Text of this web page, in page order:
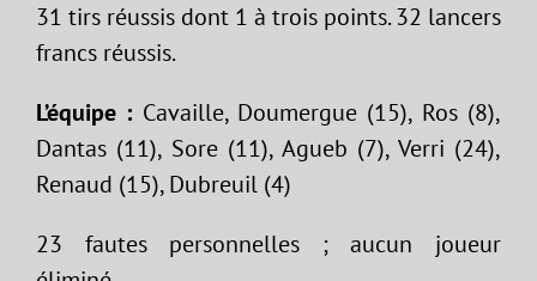
31 tirs réussis dont 1 à trois points. 32 lancers
francs réussis.
L’équipe : Cavaille, Doumergue (15), Ros (8),
Dantas (11), Sore (11), Agueb (7), Verri (24),
Renaud (15), Dubreuil (4)
23 fautes personnelles ; aucun joueur